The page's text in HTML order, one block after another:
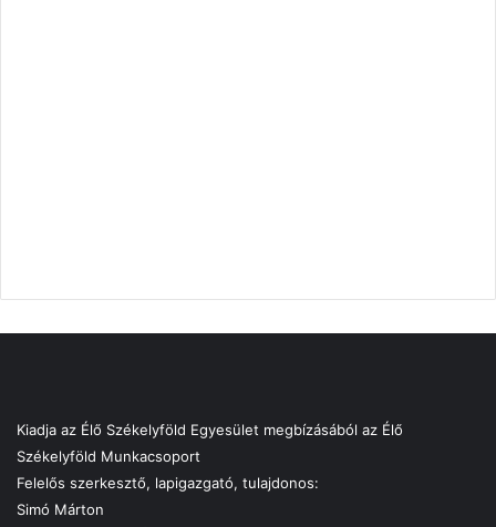
Kiadja az Élő Székelyföld Egyesület megbízásából az Élő
Székelyföld Munkacsoport
Felelős szerkesztő, lapigazgató, tulajdonos:
Simó Márton